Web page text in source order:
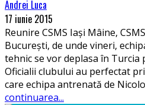
Andrei Luca
17 iunie 2015
Reunire CSMS Iași Mâine,
București, de unde vineri,
tehnic se vor deplasa în
Oficialii clubului au perfectat
care echipa antrenată de
continuarea...